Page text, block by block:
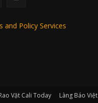
and Policy Services
Vặt Cali Today Làng Báo Việt